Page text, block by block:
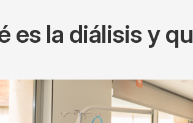
es la diálisis y